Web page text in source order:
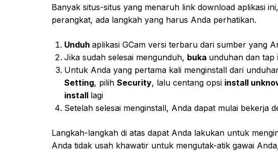
Banyak situs-situs yang menaruh link download aplikasi
perangkat, ada langkah yang harus Anda perhatikan.
Unduh aplikasi GCam versi terbaru dari sumber yang
Jika sudah selesai mengunduh, buka unduhan dan tap
Untuk Anda yang pertama kali menginstall dari
Setting, pilih Security, lalu centang opsi install
install lagi
Setelah selesai menginstall, Anda dapat mulai bekerja
Langkah-langkah di atas dapat Anda lakukan untuk
Anda tidak usah khawatir untuk mengutak-atik gawai